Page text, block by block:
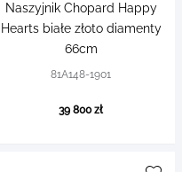
Naszyjnik Chopard Happy
Hearts białe złoto diamenty
66cm
81A148-1901
39 800 zł